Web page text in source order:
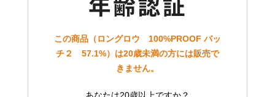
この商品（ロングロウ 100%PROOF バッ
チ２ 57.1%）は20歳未満の方には販売で
きません。